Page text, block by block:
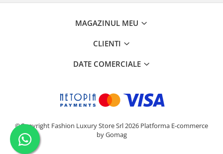
MAGAZINUL MEU
CLIENTI
DATE COMERCIALE
©Copyright Fashion Luxury Store Srl 2026 Platforma E-commerce
by Gomag